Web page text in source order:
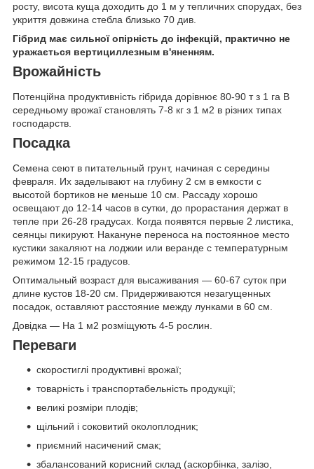
росту, висота куща доходить до 1 м у тепличних спорудах, без
укриття довжина стебла близько 70 див.
Гібрид має сильної опірність до інфекцій, практично не
уражається вертициллезным в'яненням.
Врожайність
Потенційна продуктивність гібрида дорівнює 80-90 т з 1 га В
середньому врожаї становлять 7-8 кг з 1 м2 в різних типах
господарств.
Посадка
Семена сеют в питательный грунт, начиная с середины
февраля. Их заделывают на глубину 2 см в емкости с
высотой бортиков не меньше 10 см. Рассаду хорошо
освещают до 12-14 часов в сутки, до прорастания держат в
тепле при 26-28 градусах. Когда появятся первые 2 листика,
сеянцы пикируют. Накануне переноса на постоянное место
кустики закаляют на лоджии или веранде с температурным
режимом 12-15 градусов.
Оптимальный возраст для высаживания — 60-67 суток при
длине кустов 18-20 см. Придерживаются незагущенных
посадок, оставляют расстояние между лунками в 60 см.
Довідка — На 1 м2 розміщують 4-5 рослин.
Переваги
скоростиглі продуктивні врожаї;
товарність і транспортабельність продукції;
великі розміри плодів;
щільний і соковитий околоплодник;
приємний насичений смак;
збалансований корисний склад (аскорбінка, залізо,